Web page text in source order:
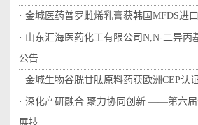
· 金城医药普罗雌烯乳膏获韩国MFDS进口
· 山东汇海医药化工有限公司N,N-二异丙
公告
· 金城生物谷胱甘肽原料药获欧洲CEP认
· 深化产研融合 聚力协同创新 ——第六
展技...